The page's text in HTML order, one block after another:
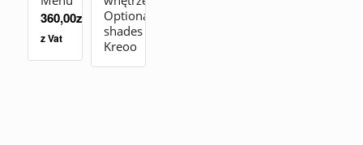
360,00zł
z Vat
Optional
shades
Kreoo